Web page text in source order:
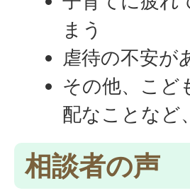
まう
虐待の不安が
その他、こど
配なことなど
相談者の声